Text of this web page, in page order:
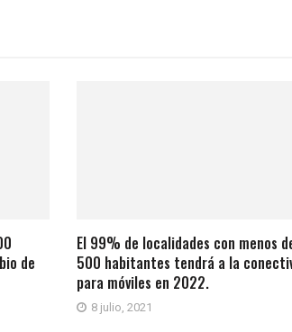
de
El 99% de localidades con menos
500 habitantes tendrá a la
para móviles en 2022.
8 julio, 2021